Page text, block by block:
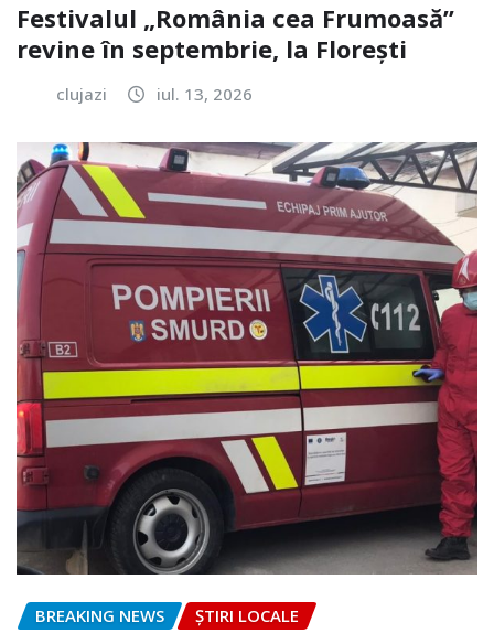
Festivalul „România cea Frumoasă”
revine în septembrie, la Florești
clujazi iul. 13, 2026
BREAKING NEWS ȘTIRI LOCALE